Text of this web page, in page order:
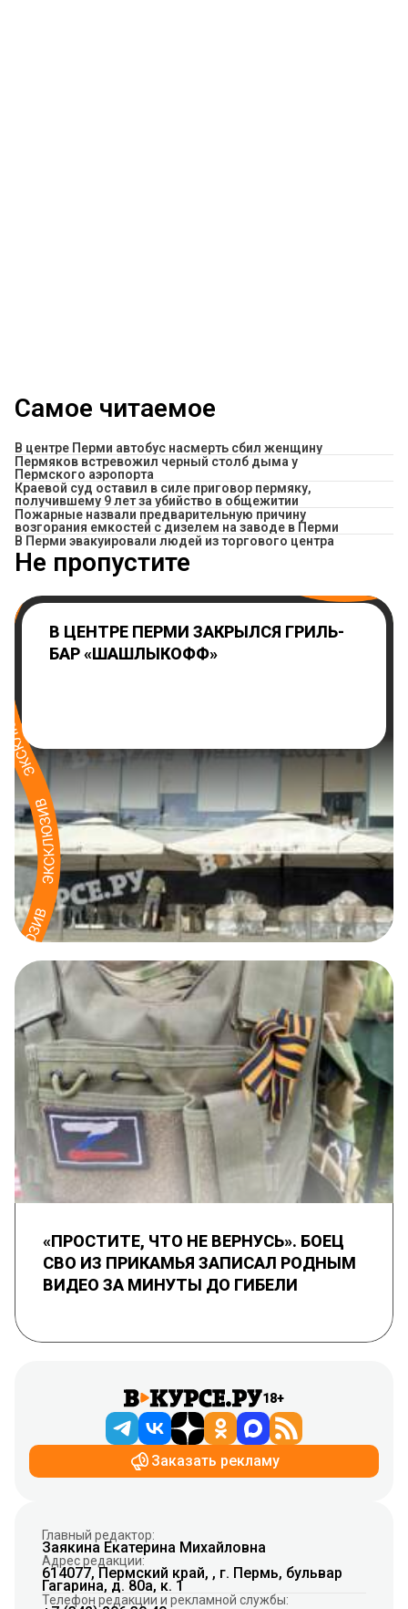
Самое читаемое
В центре Перми автобус насмерть сбил женщину
Пермяков встревожил черный столб дыма у
Пермского аэропорта
Краевой суд оставил в силе приговор пермяку,
получившему 9 лет за убийство в общежитии
Пожарные назвали предварительную причину
возгорания емкостей с дизелем на заводе в Перми
В Перми эвакуировали людей из торгового центра
Не пропустите
В ЦЕНТРЕ ПЕРМИ ЗАКРЫЛСЯ ГРИЛЬ-
БАР «ШАШЛЫКОФФ»
«ПРОСТИТЕ, ЧТО НЕ ВЕРНУСЬ». БОЕЦ
СВО ИЗ ПРИКАМЬЯ ЗАПИСАЛ РОДНЫМ
ВИДЕО ЗА МИНУТЫ ДО ГИБЕЛИ
18+
Заказать рекламу
Главный редактор:
Заякина Екатерина Михайловна
Адрес редакции:
614077, Пермский край, , г. Пермь, бульвар
Гагарина, д. 80а, к. 1
Телефон редакции и рекламной службы: